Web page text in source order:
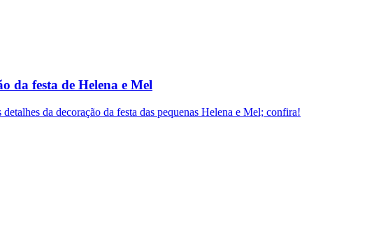
da festa de Helena e Mel
da decoração da festa das pequenas Helena e Mel; confira!